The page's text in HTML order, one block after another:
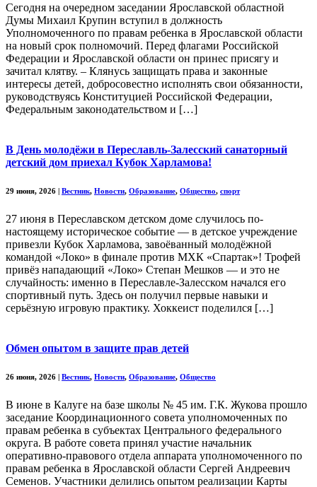
Сегодня на очередном заседании Ярославской областной
Думы Михаил Крупин вступил в должность
Уполномоченного по правам ребенка в Ярославской области
на новый срок полномочий. Перед флагами Российской
Федерации и Ярославской области он принес присягу и
зачитал клятву. – Клянусь защищать права и законные
интересы детей, добросовестно исполнять свои обязанности,
руководствуясь Конституцией Российской Федерации,
Федеральным законодательством и […]
В День молодёжи в Переславль-Залесский санаторный
детский дом приехал Кубок Харламова!
29 июня, 2026 | Вестник, Новости, Образование, Общество, спорт
27 июня в Переславском детском доме случилось по-
настоящему историческое событие — в детское учреждение
привезли Кубок Харламова, завоёванный молодёжной
командой «Локо» в финале против МХК «Спартак»! Трофей
привёз нападающий «Локо» Степан Мешков — и это не
случайность: именно в Переславле-Залесском начался его
спортивный путь. Здесь он получил первые навыки и
серьёзную игровую практику. Хоккеист поделился […]
Обмен опытом в защите прав детей
26 июня, 2026 Вестник, Новости, Образование, Общество
В июне в Калуге на базе школы № 45 им. Г.К. Жукова прошло
заседание Координационного совета уполномоченных по
правам ребенка в субъектах Центрального федерального
округа. В работе совета принял участие начальник
оперативно-правового отдела аппарата уполномоченного по
правам ребенка в Ярославской области Сергей Андреевич
Семенов. Участники делились опытом реализации Карты